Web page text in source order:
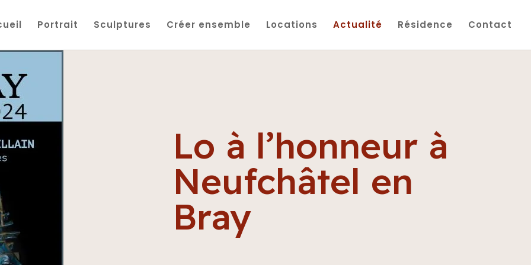
Portrait Sculptures Créer ensemble Locations Actualité Résidence Contact
Lo à l’honneur à
Neufchâtel en
Bray